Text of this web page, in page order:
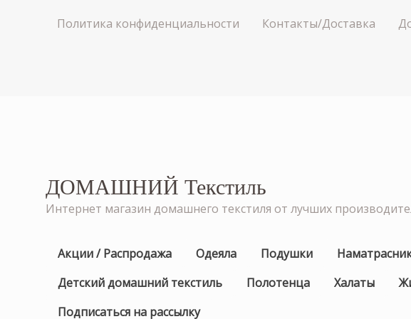
Политика конфиденциальности Контакты/Доставка
ДОМАШНИЙ Текстиль
Интернет магазин домашнего текстиля от лучших
Акции / Распродажа Одеяла Подушки
Детский домашний текстиль
Полотенца Халаты
Подписаться на рассылку